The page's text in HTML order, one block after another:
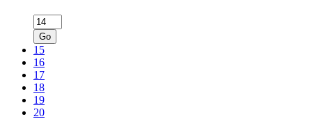
Go
15
16
17
18
19
20